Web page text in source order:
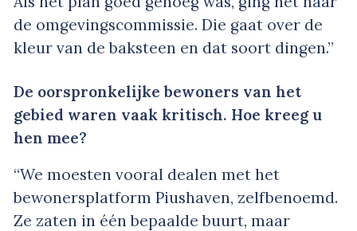
de omgevingscommissie. Die gaat over de
kleur van de baksteen en dat soort dingen.”
De oorspronkelijke bewoners van het
gebied waren vaak kritisch. Hoe kreeg u
hen mee?
“We moesten vooral dealen met het
bewonersplatform Piushaven, zelfbenoemd.
Ze zaten in één bepaalde buurt, maar